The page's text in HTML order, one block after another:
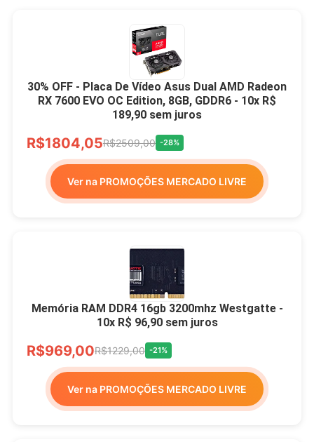
30% OFF - Placa De Vídeo Asus Dual AMD Radeon
RX 7600 EVO OC Edition, 8GB, GDDR6 - 10x R$
189,90 sem juros
R$1804,05R$2509,00 -28%
Ver na PROMOÇÕES MERCADO LIVRE
Memória RAM DDR4 16gb 3200mhz Westgatte -
10x R$ 96,90 sem juros
R$969,00R$1229,00 -21%
Ver na PROMOÇÕES MERCADO LIVRE